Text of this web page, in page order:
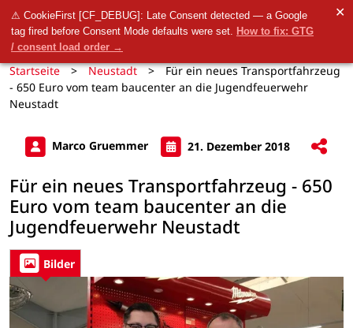
⚠ CookieFirst [CF_DEBUG]: Late Consent detected — a Google
tag fired before Consent Mode defaults were set. How to fix: GTG
/ consent load order →
✕
Startseite > Neustadt >
Für ein neues Transportfahrzeug
- 650 Euro vom team baucenter an die Jugendfeuerwehr
Neustadt
Marco Gruemmer 21. Dezember 2018
Für ein neues Transportfahrzeug - 650
Euro vom team baucenter an die
Jugendfeuerwehr Neustadt
Bilder